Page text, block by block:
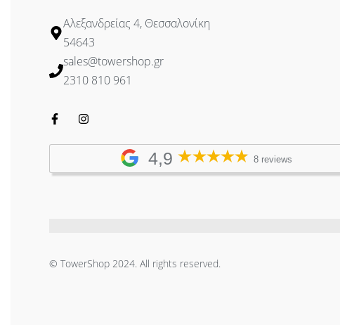
Αλεξανδρείας 4, Θεσσαλονίκη
54643
sales@towershop.gr
2310 810 961
4,9 8 reviews
© TowerShop 2024. All rights reserved.